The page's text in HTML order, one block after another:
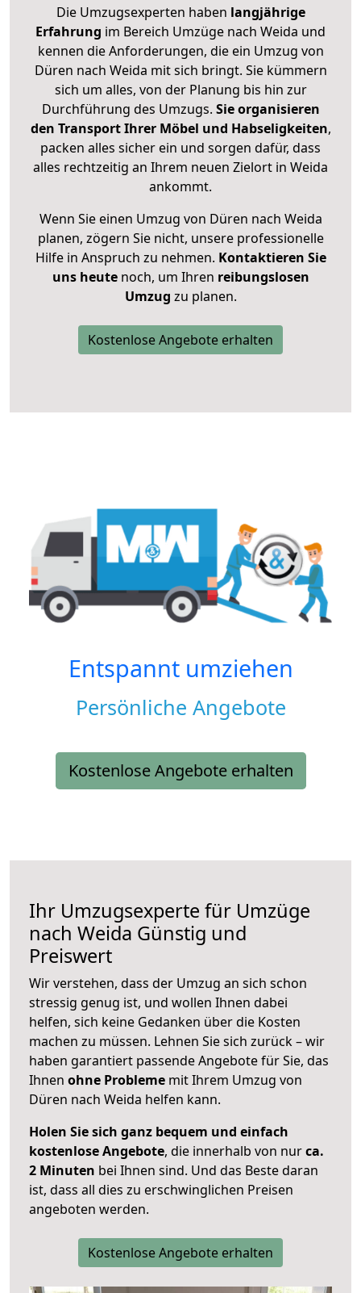
Die Umzugsexperten haben langjährige
Erfahrung im Bereich Umzüge nach Weida und
kennen die Anforderungen, die ein Umzug von
Düren nach Weida mit sich bringt. Sie kümmern
sich um alles, von der Planung bis hin zur
Durchführung des Umzugs. Sie organisieren
den Transport Ihrer Möbel und Habseligkeiten,
packen alles sicher ein und sorgen dafür, dass
alles rechtzeitig an Ihrem neuen Zielort in Weida
ankommt.
Wenn Sie einen Umzug von Düren nach Weida
planen, zögern Sie nicht, unsere professionelle
Hilfe in Anspruch zu nehmen. Kontaktieren Sie
uns heutenoch, um Ihren reibungslosen
Umzug zu planen.
Kostenlose Angebote erhalten
Entspannt umziehen
Persönliche Angebote
Kostenlose Angebote erhalten
Ihr Umzugsexperte für Umzüge
nach Weida Günstig und
Preiswert
Wir verstehen, dass der Umzug an sich schon
stressig genug ist, und wollen Ihnen dabei
helfen, sich keine Gedanken über die Kosten
machen zu müssen. Lehnen Sie sich zurück – wir
haben garantiert passende Angebote für Sie, das
Ihnen ohne Probleme mit Ihrem Umzug von
Düren nach Weida helfen kann.
Holen Sie sich ganz bequem und einfach
kostenlose Angebote, die innerhalb von nurca.
2 Minuten bei Ihnen sind. Und das Beste daran
ist, dass all dies zu erschwinglichen Preisen
angeboten werden.
Kostenlose Angebote erhalten